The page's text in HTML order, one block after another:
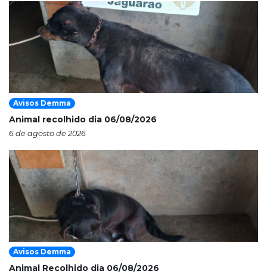
Avisos Demma
Animal recolhido dia 06/08/2026
6 de agosto de 2026
Avisos Demma
Animal Recolhido dia 06/08/2026